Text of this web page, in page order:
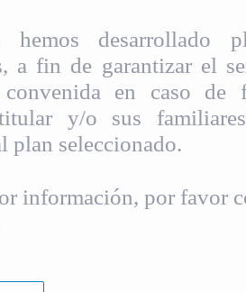
desarrollado
a fin de garantizar el
en caso de
y/o sus
plan seleccionado.
información, por favor